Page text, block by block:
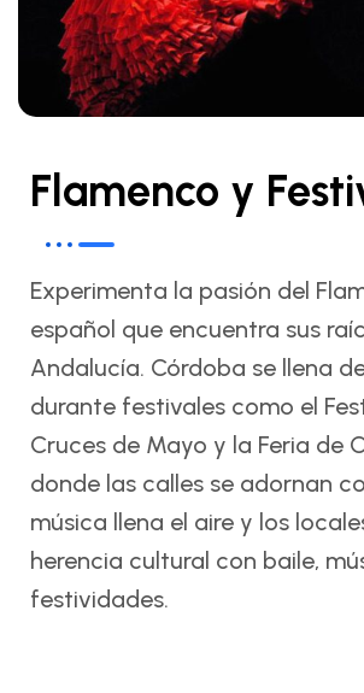
Flamenco y
Experimenta la pasión del
español que encuentra sus
Andalucía. Córdoba se llena
durante festivales como el
Cruces de Mayo y la Feria de
donde las calles se adornan
música llena el aire y los
herencia cultural con baile,
festividades.